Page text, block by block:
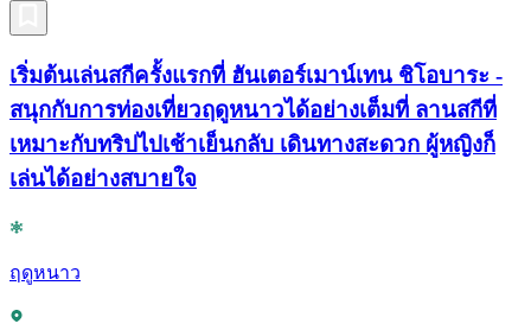
เริ่มต้นเล่นสกีครั้งแรกที่ ฮันเตอร์เมาน์เทน ชิโอบาระ -
สนุกกับการท่องเที่ยวฤดูหนาวได้อย่างเต็มที่ ลานสกีที่
เหมาะกับทริปไปเช้าเย็นกลับ เดินทางสะดวก ผู้หญิงก็
เล่นได้อย่างสบายใจ
ฤดูหนาว